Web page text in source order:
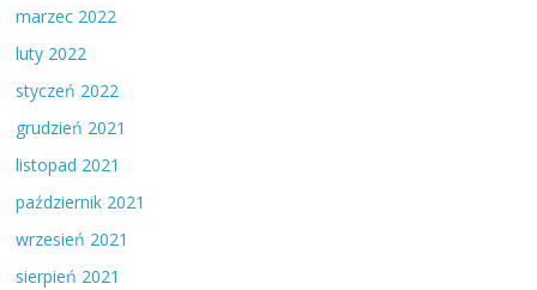
marzec 2022
luty 2022
styczeń 2022
grudzień 2021
listopad 2021
październik 2021
wrzesień 2021
sierpień 2021